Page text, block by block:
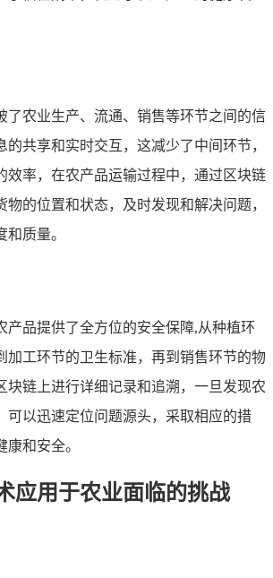
了农业生产、流通、销售等环节之间的信
的共享和实时交互，这减少了中间环节，
效率，在农产品运输过程中，通过区块链
物的位置和状态，及时发现和解决问题，
质量。
产品提供了全方位的安全保障,从种植环
加工环节的卫生标准，再到销售环节的物
块链上进行详细记录和追溯，一旦发现农
可以迅速定位问题源头，采取相应的措
和安全。
应用于农业面临的挑战